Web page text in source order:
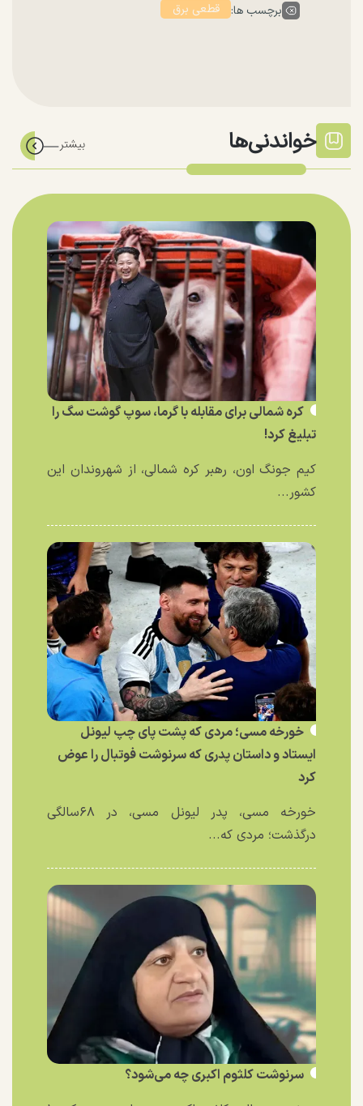
برچسب ها: قطعی برق
خواندنی‌ها
کره شمالی برای مقابله با گرما، سوپ گوشت سگ را
تبلیغ کرد!
کیم جونگ اون، رهبر کره شمالی، از شهروندان این
کشور...
خورخه مسی؛ مردی که پشت پای چپ لیونل
ایستاد و داستان پدری که سرنوشت فوتبال را عوض
کرد
خورخه مسی، پدر لیونل مسی، در ۶۸سالگی
درگذشت؛ مردی که...
سرنوشت کلثوم اکبری چه می‌شود؟